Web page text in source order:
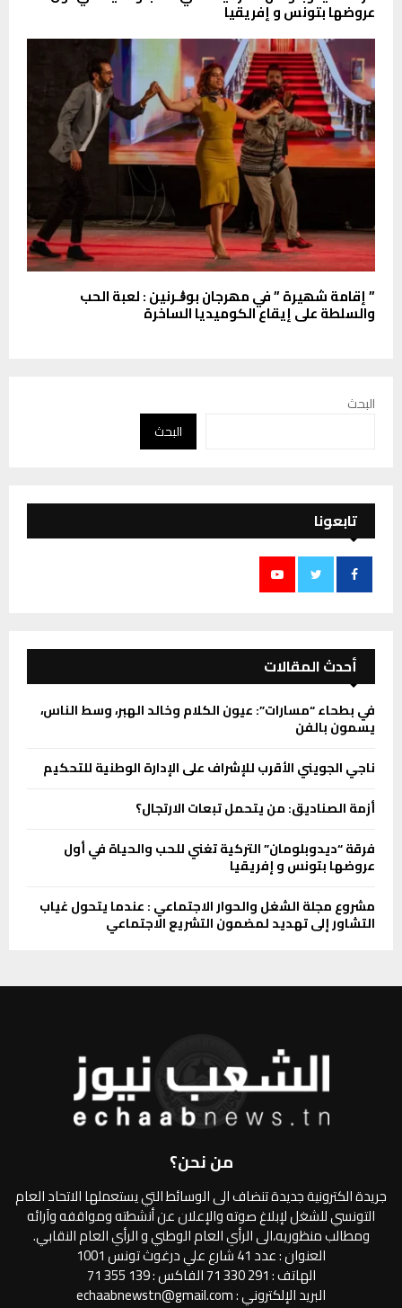
عروضها بتونس و إفريقيا
” إقامة شھیرة ” في مھرجان بوڨـرنین : لعبة الحب
والسلطة على إیقاع الكومیدیا الساخرة
البحث
البحث
تابعونا
أحدث المقالات
في بطحاء “مسارات”: عيون الكلام وخالد الهبر، وسط الناس،
يسمون بالفن
ناجي الجويني الأقرب للإشراف على الإدارة الوطنية للتحكيم
أزمة الصناديق: من يتحمل تبعات الارتجال؟
فرقة “ديدوبلومان” التركية تغني للحب والحياة في أول
عروضها بتونس و إفريقيا
مشروع مجلة الشغل والحوار الاجتماعي : عندما يتحول غياب
التشاور إلى تهديد لمضمون التشريع الاجتماعي
من نحن؟
جريدة الكترونية جديدة تنضاف الى الوسائط التي يستعملها الاتحاد العام
التونسي للشغل لإبلاغ صوته والإعلان عن أنشطته ومواقفه وآرائه
ومطالب منظوريه،الى الرأي العام الوطني و الرأي العام النقابي.
العنوان : عدد 41 شارع علي درغوث تونس 1001
الهاتف : 291 330 71 الفاكس : 139 355 71
البريد الإلكتروني : echaabnewstn@gmail.com